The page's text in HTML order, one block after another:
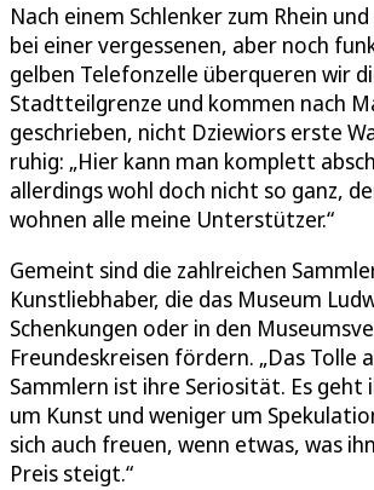
Nach einem Schlenker zum Rhein
bei einer vergessenen, aber noch
gelben Telefonzelle überqueren wir
Stadtteilgrenze und kommen nach
geschrieben, nicht Dziewiors erste
ruhig: „Hier kann man komplett
allerdings wohl doch nicht so ganz,
wohnen alle meine Unterstützer.“
Gemeint sind die zahlreichen
Kunstliebhaber, die das Museum
Schenkungen oder in den
Freundeskreisen fördern. „Das Tolle
Sammlern ist ihre Seriosität. Es geht
um Kunst und weniger um
sich auch freuen, wenn etwas, was
Preis steigt.“